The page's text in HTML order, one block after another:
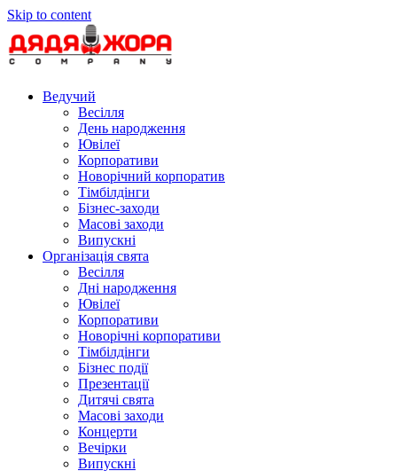
Skip to content
Ведучий
Весілля
День народження
Ювілеї
Корпоративи
Новорічний корпоратив
Тімбілдінги
Бізнес-заходи
Масові заходи
Випускні
Організація свята
Весілля
Дні народження
Ювілеї
Корпоративи
Новорічні корпоративи
Тімбілдінги
Бізнес події
Презентації
Дитячі свята
Масові заходи
Концерти
Вечірки
Випускні